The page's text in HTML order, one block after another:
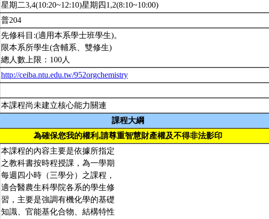
星期二3,4(10:20~12:10)星期四1,2(8:10~10:00)
普204
先修科目:(適用本系學士班學生)。
限本系所學生(含輔系、雙修生)
總人數上限：100人
http://ceiba.ntu.edu.tw/952orgchemistry
本課程尚未建立核心能力關連
課程大綱
為確保您我的權利,請尊重智慧財產權及不得非法影印
本課程的內容主要是依據所指定
之教科書按時程授課，為一學期
每週四小時（三學分）之課程，
適合醫農生科學院各系的學生修
習，主要是強調有機化學的基礎
知識、官能基化合物、結構特性